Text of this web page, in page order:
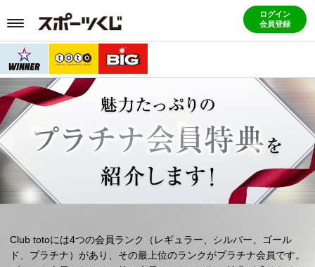
ログイン
会員登録
Club totoには4つの会員ランク（レギュラー、シルバー、ゴール
ド、プラチナ）があり、その最上位のランクがプラチナ会員です。